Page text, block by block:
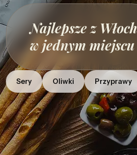
Najlepsze z Włoch
w jednym miejscu
Sery Oliwki Przyprawy